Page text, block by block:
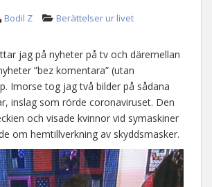
Bodil Z Berättelser ur livet
jag på nyheter på tv och däremellan
”bez komentara” (utan
Imorse tog jag två bilder på sådana
inslag som rörde coronaviruset. Den
och visade kvinnor vid symaskiner
om hemtillverkning av skyddsmasker.